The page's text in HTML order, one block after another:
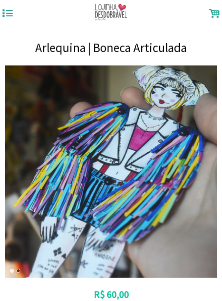
4 .
Arlequina | Boneca Articulada
R$ 60,00